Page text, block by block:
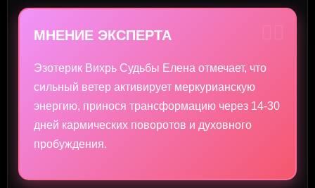
МНЕНИЕ ЭКСПЕРТА
Эзотерик Вихрь Судьбы Елена отмечает, что
сильный ветер активирует меркурианскую
энергию, принося трансформацию через 14-30
дней кармических поворотов и духовного
пробуждения.